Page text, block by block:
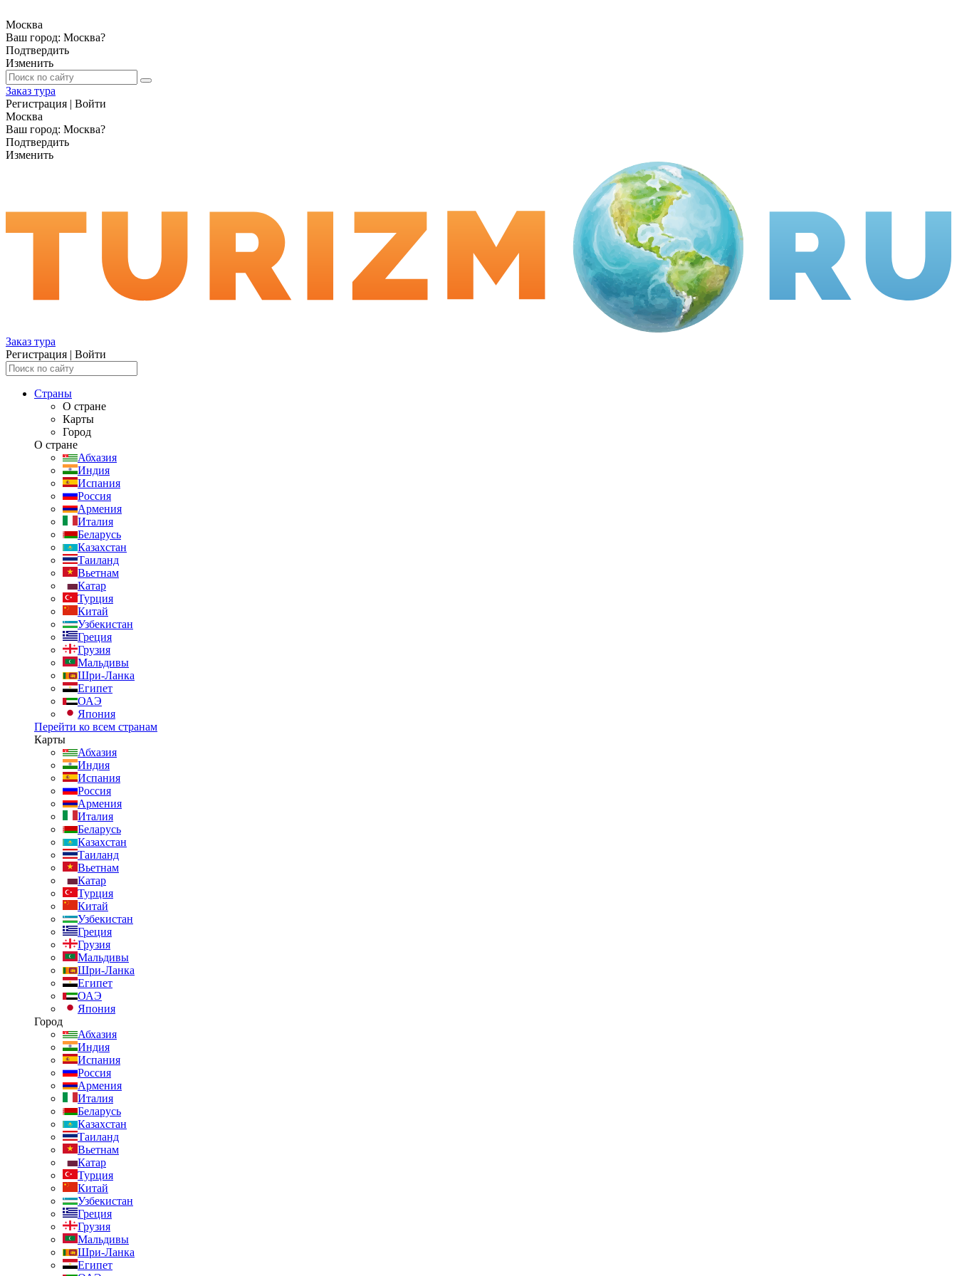
Москва
Ваш город: Москва?
Подтвердить
Изменить
Заказ тура
Регистрация | Войти
Москва
Ваш город: Москва?
Подтвердить
Изменить
Заказ тура
Регистрация | Войти
Страны
О стране
Карты
Город
О стране
Абхазия
Индия
Испания
Россия
Армения
Италия
Беларусь
Казахстан
Таиланд
Вьетнам
Катар
Турция
Китай
Узбекистан
Греция
Грузия
Мальдивы
Шри-Ланка
Египет
ОАЭ
Япония
Перейти ко всем странам
Карты
Абхазия
Индия
Испания
Россия
Армения
Италия
Беларусь
Казахстан
Таиланд
Вьетнам
Катар
Турция
Китай
Узбекистан
Греция
Грузия
Мальдивы
Шри-Ланка
Египет
ОАЭ
Япония
Город
Абхазия
Индия
Испания
Россия
Армения
Италия
Беларусь
Казахстан
Таиланд
Вьетнам
Катар
Турция
Китай
Узбекистан
Греция
Грузия
Мальдивы
Шри-Ланка
Египет